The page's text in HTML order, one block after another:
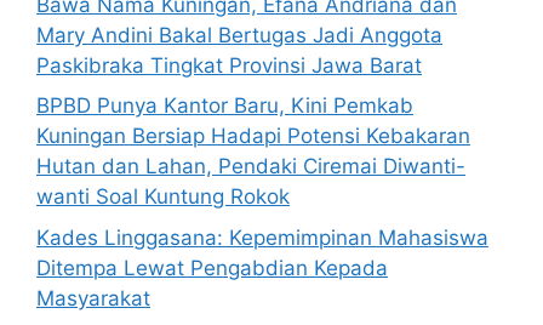
Mary Andini Bakal Bertugas Jadi Anggota
Paskibraka Tingkat Provinsi Jawa Barat
BPBD Punya Kantor Baru, Kini Pemkab
Kuningan Bersiap Hadapi Potensi Kebakaran
Hutan dan Lahan, Pendaki Ciremai Diwanti-
wanti Soal Kuntung Rokok
Kades Linggasana: Kepemimpinan Mahasiswa
Ditempa Lewat Pengabdian Kepada
Masyarakat